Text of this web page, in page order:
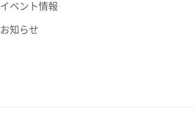
イベント情報
お知らせ